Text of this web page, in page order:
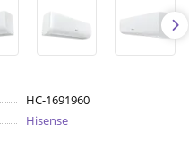
НС-1691960
Hisense